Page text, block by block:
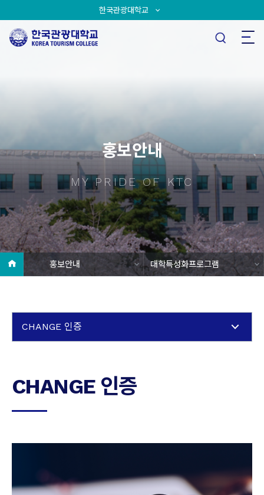
한국관광대학교
홍보안내
MY PRIDE OF KTC
홍보안내 대학특성화프로그램
CHANGE 인증
CHANGE 인증